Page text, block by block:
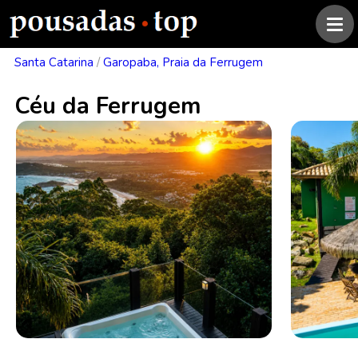
Santa Catarina / Garopaba, Praia da Ferrugem
Céu da Ferrugem